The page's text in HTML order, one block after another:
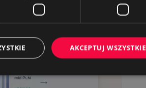
AKCEPTUJ WSZYSTKIE